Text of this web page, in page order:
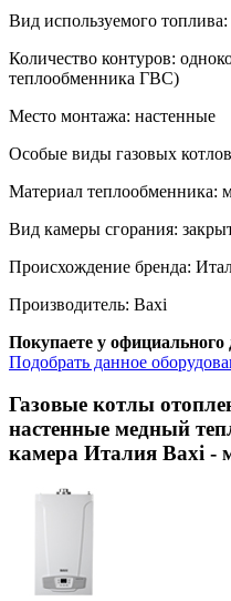
Вид используемого топлива:
Количество контуров:
теплообменника ГВС)
Место монтажа: настенные
Особые виды газовых
Материал теплообменника:
Вид камеры сгорания:
Происхождение бренда:
Производитель: Baxi
Покупаете у официального
Подобрать данное
Газовые котлы
настенные медный
камера Италия Baxi -